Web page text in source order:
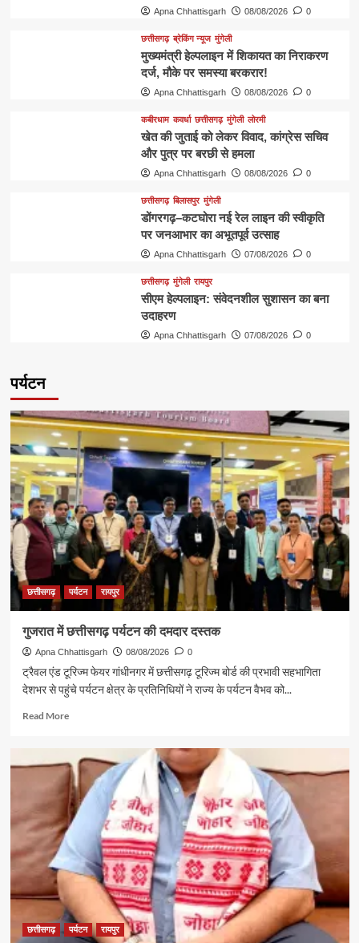
Apna Chhattisgarh 08/08/2026 0
छत्तीसगढ़ ब्रेकिंग न्यूज मुंगेली
मुख्यमंत्री हेल्पलाइन में शिकायत का निराकरण
दर्ज, मौके पर समस्या बरकरार!
Apna Chhattisgarh 08/08/2026 0
कबीरधाम कवर्धा छत्तीसगढ़ मुंगेली लोरमी
खेत की जुताई को लेकर विवाद, कांग्रेस सचिव
और पुत्र पर बरछी से हमला
Apna Chhattisgarh 08/08/2026 0
छत्तीसगढ़ बिलासपुर मुंगेली
डोंगरगढ़–कटघोरा नई रेल लाइन की स्वीकृति
पर जनआभार का अभूतपूर्व उत्साह
Apna Chhattisgarh 07/08/2026 0
छत्तीसगढ़ मुंगेली रायपुर
सीएम हेल्पलाइन: संवेदनशील सुशासन का बना
उदाहरण
Apna Chhattisgarh 07/08/2026 0
पर्यटन
छत्तीसगढ़ पर्यटन रायपुर
गुजरात में छत्तीसगढ़ पर्यटन की दमदार दस्तक
Apna Chhattisgarh 08/08/2026 0
ट्रैवल एंड टूरिज्म फेयर गांधीनगर में छत्तीसगढ़ टूरिज्म बोर्ड की प्रभावी सहभागिता
देशभर से पहुंचे पर्यटन क्षेत्र के प्रतिनिधियों ने राज्य के पर्यटन वैभव को...
Read MoreRead
गुजरात
में
छत्तीसगढ़
पर्यटन
की
दमदार
दस्तक
छत्तीसगढ़ पर्यटन रायपुर